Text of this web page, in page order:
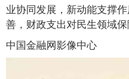
业协同发展，新动能支撑
善，财政支出对民生领域保
中国金融网影像中心